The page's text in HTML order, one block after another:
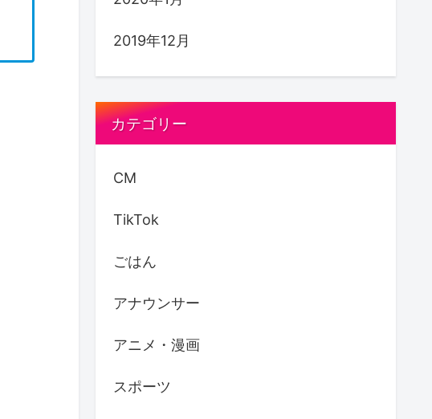
2019年12月
カテゴリー
CM
TikTok
ごはん
アナウンサー
アニメ・漫画
スポーツ